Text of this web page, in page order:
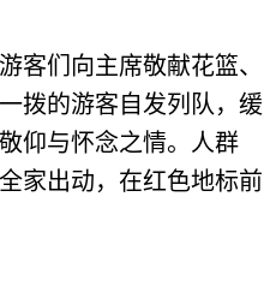
们向主席敬献花篮、
拨的游客自发列队，缓
仰与怀念之情。人群
家出动，在红色地标前